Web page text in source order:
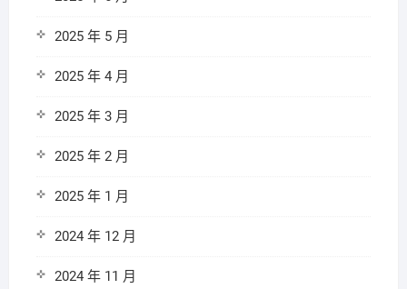
2025 年 5 月
2025 年 4 月
2025 年 3 月
2025 年 2 月
2025 年 1 月
2024 年 12 月
2024 年 11 月